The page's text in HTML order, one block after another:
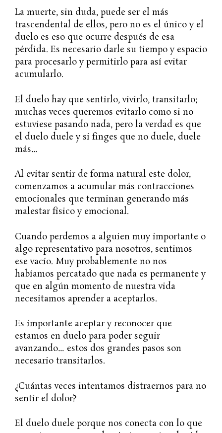
La muerte, sin duda, puede ser el más
trascendental de ellos, pero no es el único y el
duelo es eso que ocurre después de esa
pérdida. Es necesario darle su tiempo y espacio
para procesarlo y permitirlo para así evitar
acumularlo.
El duelo hay que sentirlo, vivirlo, transitarlo;
muchas veces queremos evitarlo como si no
estuviese pasando nada, pero la verdad es que
el duelo duele y si finges que no duele, duele
más…
Al evitar sentir de forma natural este dolor,
comenzamos a acumular más contracciones
emocionales que terminan generando más
malestar físico y emocional.
Cuando perdemos a alguien muy importante o
algo representativo para nosotros, sentimos
ese vacío. Muy probablemente no nos
habíamos percatado que nada es permanente y
que en algún momento de nuestra vida
necesitamos aprender a aceptarlos.
Es importante aceptar y reconocer que
estamos en duelo para poder seguir
avanzando… estos dos grandes pasos son
necesario transitarlos.
¿Cuántas veces intentamos distraernos para no
sentir el dolor?
El duelo duele porque nos conecta con lo que